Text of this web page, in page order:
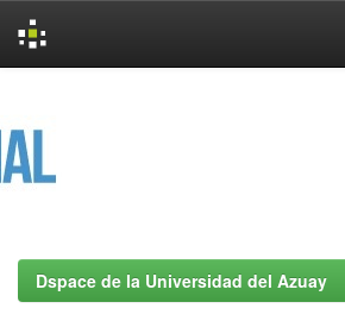
Dspace de la Universidad del Azuay